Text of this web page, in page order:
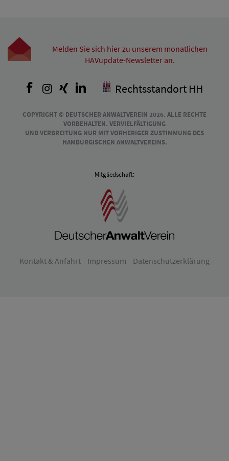
Melden Sie sich hier zu unserem monatlichen
HAVupdate-Newsletter an.
Facebook
Instagram
XingLinkedInRechtsstandort HH
COPYRIGHT © DEUTSCHER ANWALTVEREIN 2026. ALLE RECHTE
VORBEHALTEN. VERVIELFÄLTIGUNG
UND VERBREITUNG NUR MIT VORHERIGER ZUSTIMMUNG DES
HAMBURGISCHEN ANWALTVEREINS.
Mitgliedschaft:
Kontakt & Anfahrt Impressum Datenschutzerklärung